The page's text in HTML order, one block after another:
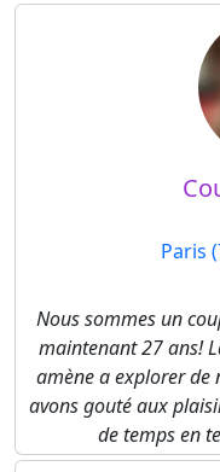
Paris
Nous sommes un
maintenant 27 ans!
amène a explorer de
avons gouté aux
de temps en